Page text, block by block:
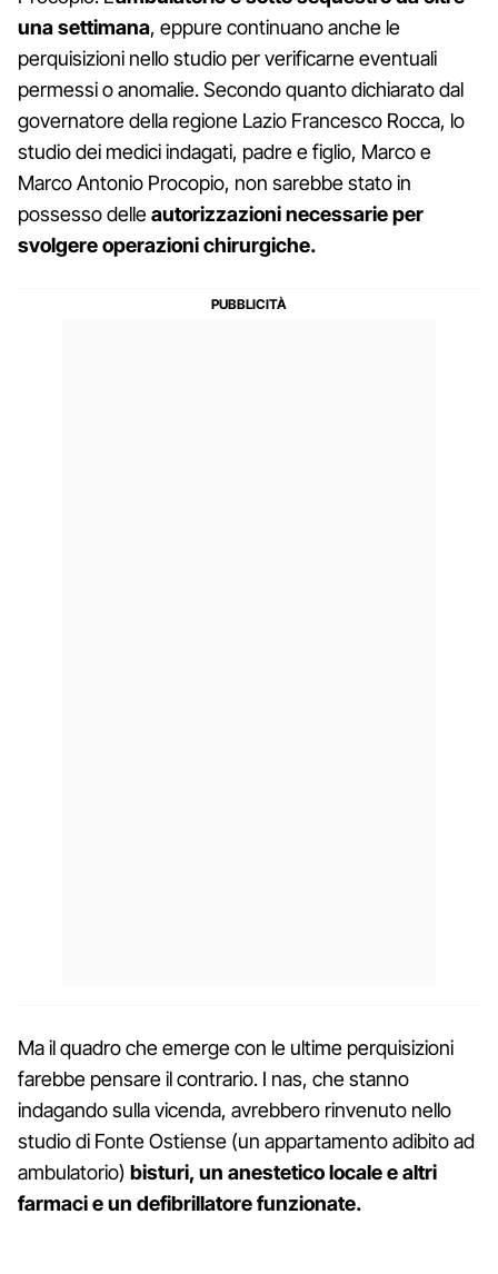
una settimana, eppure continuano anche le
perquisizioni nello studio per verificarne eventuali
permessi o anomalie. Secondo quanto dichiarato dal
governatore della regione Lazio Francesco Rocca, lo
studio dei medici indagati, padre e figlio, Marco e
Marco Antonio Procopio, non sarebbe stato in
possesso delleautorizzazioni necessarie per
svolgere operazioni chirurgiche.
Ma il quadro che emerge con le ultime perquisizioni
farebbe pensare il contrario. I nas, che stanno
indagando sulla vicenda, avrebbero rinvenuto nello
studio di Fonte Ostiense (un appartamento adibito ad
ambulatorio) bisturi, un anestetico locale e altri
farmaci e un defibrillatore funzionate.